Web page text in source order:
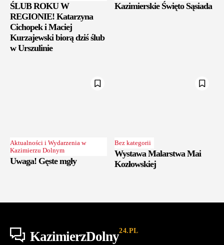
ŚLUB ROKU W
REGIONIE! Katarzyna
Cichopek i Maciej
Kurzajewski biorą dziś ślub
w Urszulinie
Kazimierskie Święto Sąsiada
Aktualności i Wydarzenia w
Kazimierzu Dolnym
Uwaga! Gęste mgły
Bez kategorii
Wystawa Malarstwa Mai
Kozłowskiej
KazimierzDolny24.PL